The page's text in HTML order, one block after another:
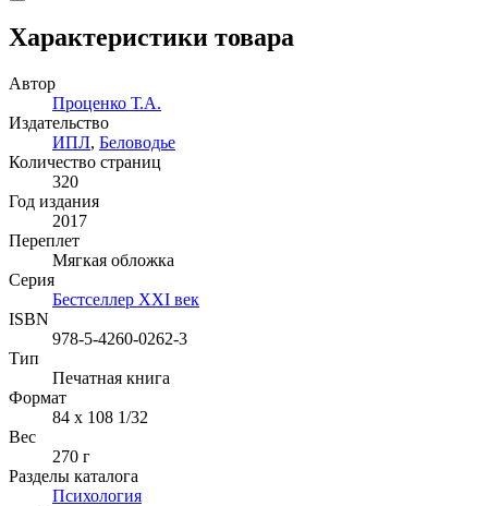
Характеристики товара
Автор
Проценко Т.А.
Издательство
ИПЛ, Беловодье
Количество страниц
320
Год издания
2017
Переплет
Мягкая обложка
Серия
Бестселлер XXI век
ISBN
978-5-4260-0262-3
Тип
Печатная книга
Формат
84 x 108 1/32
Вес
270 г
Разделы каталога
Психология